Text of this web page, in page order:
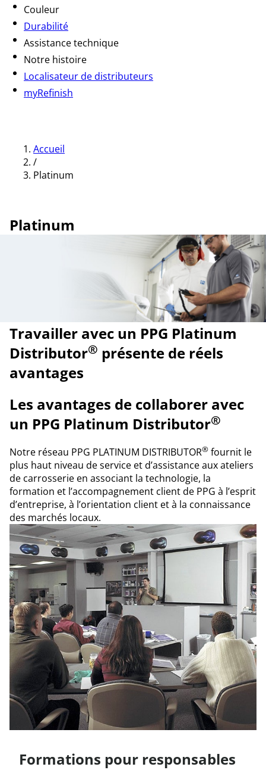
Couleur
Durabilité
Assistance technique
Notre histoire
Localisateur de distributeurs
myRefinish
Accueil
/
Platinum
Platinum
Travailler avec un PPG Platinum
Distributor® présente de réels
avantages
Les avantages de collaborer avec
un PPG Platinum Distributor®
Notre réseau PPG PLATINUM DISTRIBUTOR® fournit le
plus haut niveau de service et d’assistance aux ateliers
de carrosserie en associant la technologie, la
formation et l’accompagnement client de PPG à l’esprit
d’entreprise, à l’orientation client et à la connaissance
des marchés locaux.
Formations pour responsables